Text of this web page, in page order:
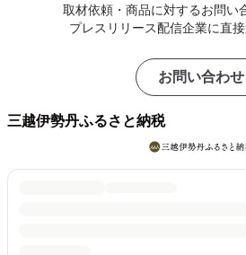
取材依頼・商品に対するお問い
プレスリリース配信企業に直接
お問い合わせ
三越伊勢丹ふるさと納税